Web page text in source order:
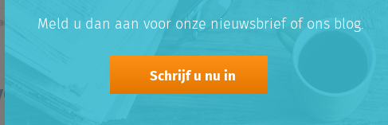
de leegstand
Schrijf u nu in
Meld u dan aan voor onze nieuwsbrief of ons blog.